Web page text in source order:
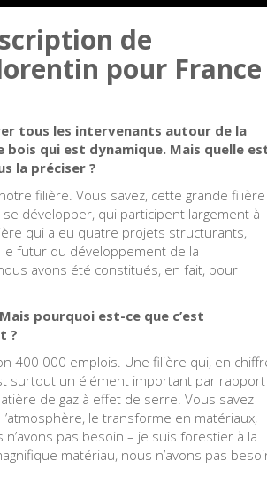
de
pour France
tous les intervenants autour de la
bois qui est dynamique. Mais quelle
la préciser ?
filière. Vous savez, cette grande filière
développer, qui participent largement à
qui a eu quatre projets structurants,
futur du développement de la
avons été constitués, en fait, pour
pourquoi est-ce que c’est
?
400 000 emplois. Une filière qui, en
surtout un élément important par rapport
de gaz à effet de serre. Vous savez
le transforme en matériaux,
pas besoin – je suis forestier à la
matériau, nous n’avons pas